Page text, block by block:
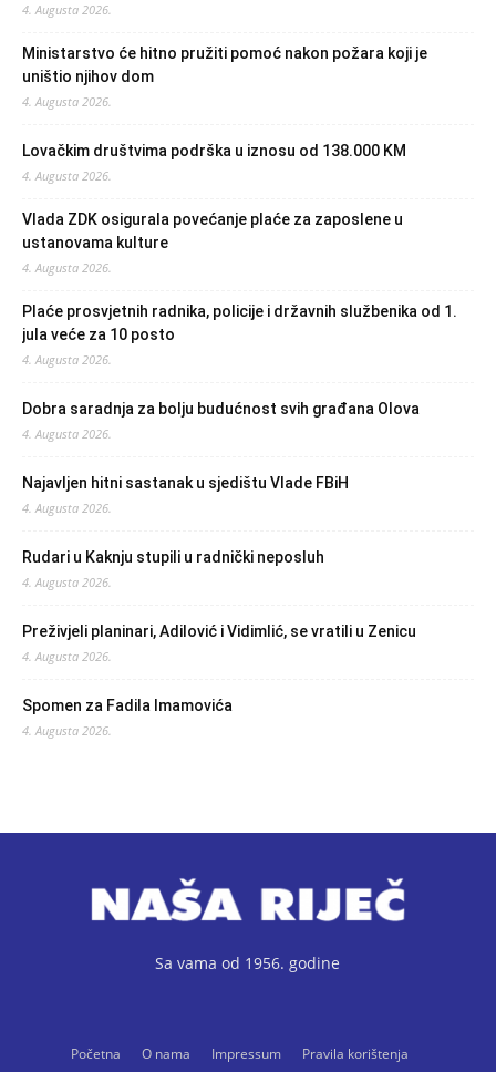
4. Augusta 2026.
Ministarstvo će hitno pružiti pomoć nakon požara koji je
uništio njihov dom
4. Augusta 2026.
Lovačkim društvima podrška u iznosu od 138.000 KM
4. Augusta 2026.
Vlada ZDK osigurala povećanje plaće za zaposlene u
ustanovama kulture
4. Augusta 2026.
Plaće prosvjetnih radnika, policije i državnih službenika od 1.
jula veće za 10 posto
4. Augusta 2026.
Dobra saradnja za bolju budućnost svih građana Olova
4. Augusta 2026.
Najavljen hitni sastanak u sjedištu Vlade FBiH
4. Augusta 2026.
Rudari u Kaknju stupili u radnički neposluh
4. Augusta 2026.
Preživjeli planinari, Adilović i Vidimlić, se vratili u Zenicu
4. Augusta 2026.
Spomen za Fadila Imamovića
4. Augusta 2026.
Sa vama od 1956. godine
Početna O nama Impressum
Pravila korištenja